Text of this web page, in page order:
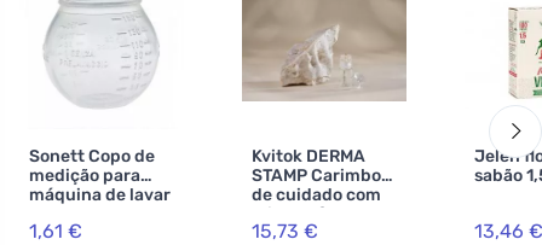
Sonett Copo de
medição para
máquina de lavar
1,61 €
Kvitok DERMA
STAMP Carimbo
de cuidado com
microesferas -
recarregáveis
15,73 €
Jelen
sabão
13,46 €